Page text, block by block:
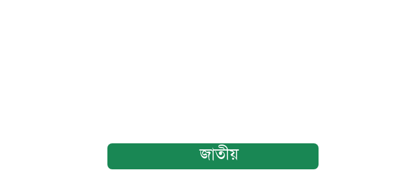
জাতীয়